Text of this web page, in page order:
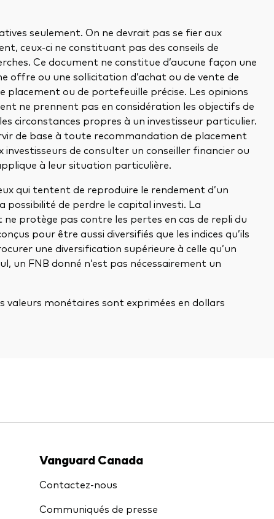
seulement. On ne devrait pas se fier aux
ceux-ci ne constituant pas des conseils de
Ce document ne constitue d’aucune façon une
offre ou une sollicitation d’achat ou de vente de
placement ou de portefeuille précise. Les opinions
ne prennent pas en considération les objectifs de
circonstances propres à un investisseur particulier.
de base à toute recommandation de placement
de consulter un conseiller financier ou
à leur situation particulière.
qui tentent de reproduire le rendement d’un
possibilité de perdre le capital investi. La
protège pas contre les pertes en cas de repli du
pour être aussi diversifiés que les indices qu’ils
une diversification supérieure à celle qu’un
un FNB donné n’est pas nécessairement un
valeurs monétaires sont exprimées en dollars
Vanguard Canada
Contactez-nous
Communiqués de presse